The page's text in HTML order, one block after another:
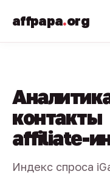
affpapa.org
контакты
affiliate-
Индекс спроса